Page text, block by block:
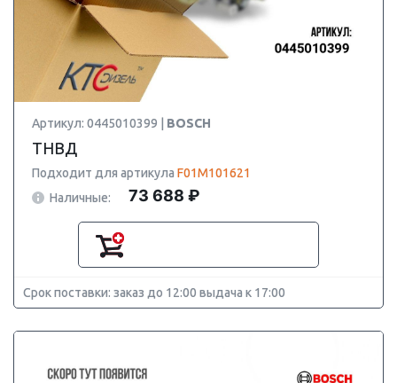
Артикул: 0445010399 | BOSCH
ТНВД
Подходит для артикула F01M101621
Наличные:
73 688 ₽
Срок поставки: заказ до 12:00 выдача к 17:00